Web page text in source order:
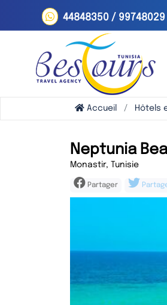
44848350 / 99748029
Accueil Hôtels
Neptunia
Monastir, Tunisie
Partager